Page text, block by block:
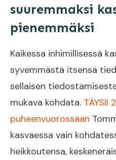
suuremmaksi
pienemmäksi
Kaikessa inhimillisessä
syvemmästä itsensä
sellaisen
mukava kohdata. TÄYSII
puheenvuorossaan
kasvaessa vain
heikkoutensa,